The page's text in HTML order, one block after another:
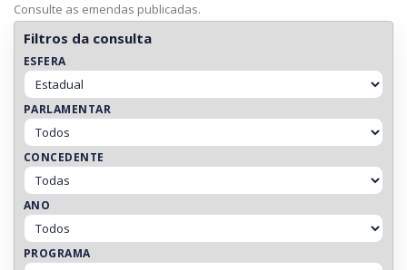
Consulte as emendas publicadas.
Filtros da consulta
ESFERA
PARLAMENTAR
CONCEDENTE
ANO
PROGRAMA